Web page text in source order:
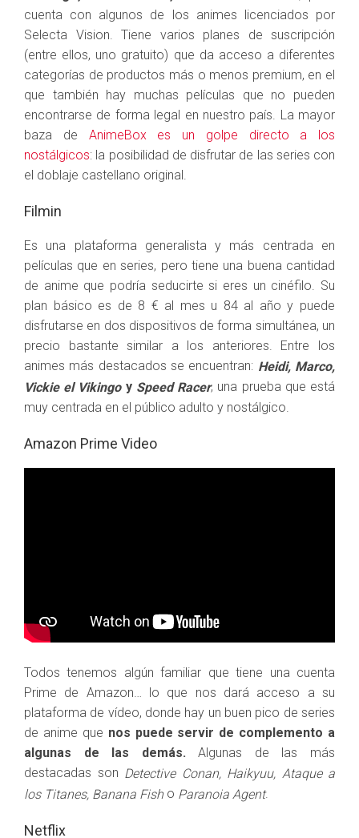
cuenta con algunos de los animes licenciados por
Selecta Vision. Tiene varios planes de suscripción
(entre ellos, uno gratuito) que da acceso a diferentes
categorías de productos más o menos premium, en el
que también hay muchas películas que no pueden
encontrarse de forma legal en nuestro país. La mayor
baza de AnimeBox es un golpe directo a los
nostálgicos: la posibilidad de disfrutar de las series con
el doblaje castellano original.
Filmin
Es una plataforma generalista y más centrada en
películas que en series, pero tiene una buena cantidad
de anime que podría seducirte si eres un cinéfilo. Su
plan básico es de 8 € al mes u 84 al año y puede
disfrutarse en dos dispositivos de forma simultánea, un
precio bastante similar a los anteriores. Entre los
animes más destacados se encuentran: Heidi, Marco,
Vickie el Vikingoy Speed Racer, una prueba que está
muy centrada en el público adulto y nostálgico.
Amazon Prime Video
Todos tenemos algún familiar que tiene una cuenta
Prime de Amazon… lo que nos dará acceso a su
plataforma de vídeo, donde hay un buen pico de series
de anime que nos puede servir de complemento a
algunas de las demás. Algunas de las más
destacadas son Detective Conan, Haikyuu, Ataque a
los Titanes, Banana Fisho Paranoia Agent.
Netflix